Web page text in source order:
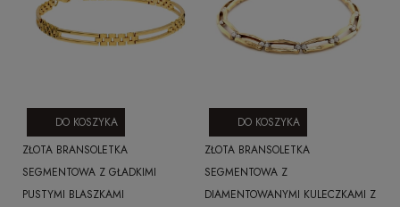
ZŁOTA BRANSOLETKA
SEGMENTOWA Z GŁADKIMI
PUSTYMI BLASZKAMI
DO KOSZYKA
ZŁOTA BRANSOLETKA
SEGMENTOWA Z
DIAMENTOWANYMI KULECZKAMI Z
DO KOSZYKA